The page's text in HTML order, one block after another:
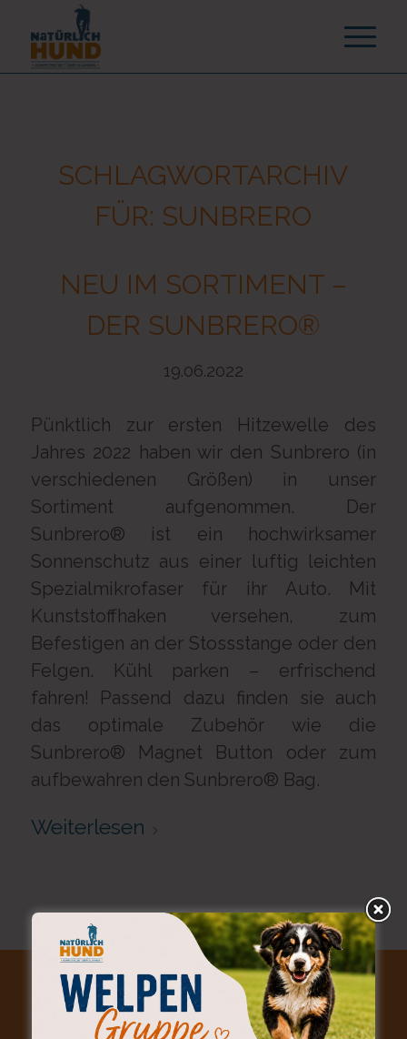
SCHLAGWORTARCHIV
FÜR: SUNBRERO
NEU IM SORTIMENT –
DER SUNBRERO®
19.06.2022
Pünktlich zur ersten Hitzewelle des
Jahres 2022 haben wir den Sunbrero (in
verschiedenen Größen) in unser
Sortiment aufgenommen. Der
Sunbrero® ist ein hochwirksamer
Sonnenschutz aus einer luftig leichten
Spezialmikrofaser für ihr Auto. Mit
Kunststoffhaken versehen, zum
Befestigen an der Stossstange oder den
Felgen. Kühl parken – erfrischend
fahren! Passend dazu finden sie auch
das optimale Zubehör wie die
Sunbrero® Magnet Button oder zum
aufbewahren den Sunbrero® Bag.
Weiterlesen